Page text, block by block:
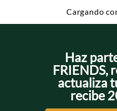
Cargando
Haz
FRIENDS,
actualiza
recibe